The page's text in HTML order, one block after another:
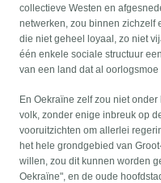
collectieve Westen en
netwerken, zou binnen zichzelf
die niet geheel loyaal, zo niet
één enkele sociale structuur
van een land dat al oorlogsmoe
En Oekraïne zelf zou niet
volk, zonder enige inbreuk op
vooruitzichten om allerlei
het hele grondgebied van
willen, zou dit kunnen worden
Oekraïne", en de oude